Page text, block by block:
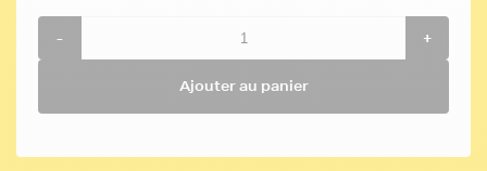
- +
Ajouter au panier